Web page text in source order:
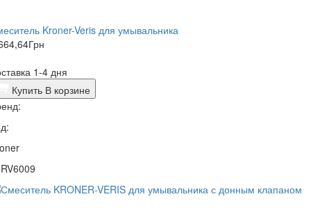
Kroner-Veris для умывальника
Грн
1-4 дня
Купить В корзине